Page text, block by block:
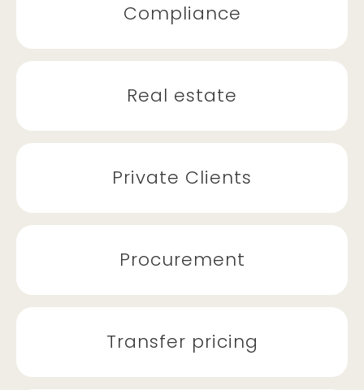
Compliance
Real estate
Private Clients
Procurement
Transfer pricing